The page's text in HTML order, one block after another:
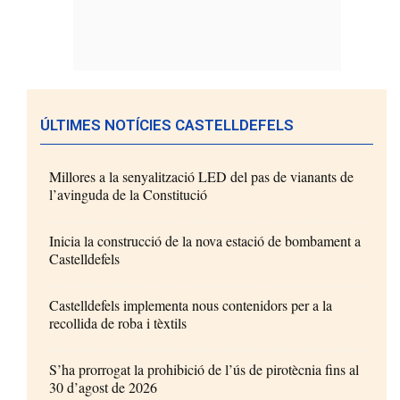
ÚLTIMES NOTÍCIES CASTELLDEFELS
Millores a la senyalització LED del pas de vianants de
l’avinguda de la Constitució
Inicia la construcció de la nova estació de bombament a
Castelldefels
Castelldefels implementa nous contenidors per a la
recollida de roba i tèxtils
S’ha prorrogat la prohibició de l’ús de pirotècnia fins al
30 d’agost de 2026